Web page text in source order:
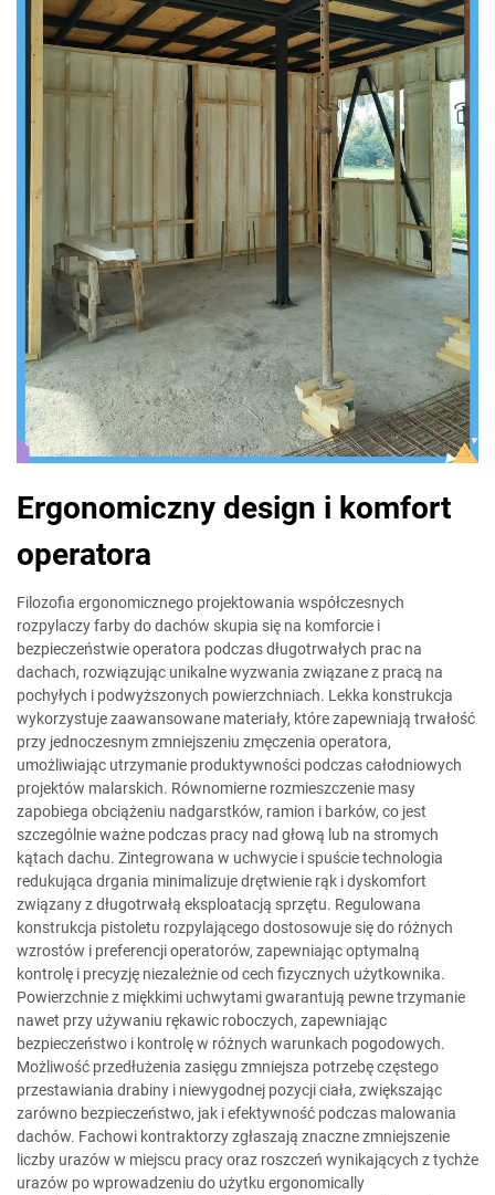
Ergonomiczny design i komfort
operatora
Filozofia ergonomicznego projektowania współczesnych
rozpylaczy farby do dachów skupia się na komforcie i
bezpieczeństwie operatora podczas długotrwałych prac na
dachach, rozwiązując unikalne wyzwania związane z pracą na
pochyłych i podwyższonych powierzchniach. Lekka konstrukcja
wykorzystuje zaawansowane materiały, które zapewniają trwałość
przy jednoczesnym zmniejszeniu zmęczenia operatora,
umożliwiając utrzymanie produktywności podczas całodniowych
projektów malarskich. Równomierne rozmieszczenie masy
zapobiega obciążeniu nadgarstków, ramion i barków, co jest
szczególnie ważne podczas pracy nad głową lub na stromych
kątach dachu. Zintegrowana w uchwycie i spuście technologia
redukująca drgania minimalizuje drętwienie rąk i dyskomfort
związany z długotrwałą eksploatacją sprzętu. Regulowana
konstrukcja pistoletu rozpylającego dostosowuje się do różnych
wzrostów i preferencji operatorów, zapewniając optymalną
kontrolę i precyzję niezależnie od cech fizycznych użytkownika.
Powierzchnie z miękkimi uchwytami gwarantują pewne trzymanie
nawet przy używaniu rękawic roboczych, zapewniając
bezpieczeństwo i kontrolę w różnych warunkach pogodowych.
Możliwość przedłużenia zasięgu zmniejsza potrzebę częstego
przestawiania drabiny i niewygodnej pozycji ciała, zwiększając
zarówno bezpieczeństwo, jak i efektywność podczas malowania
dachów. Fachowi kontraktorzy zgłaszają znaczne zmniejszenie
liczby urazów w miejscu pracy oraz roszczeń wynikających z tychże
urazów po wprowadzeniu do użytku ergonomically